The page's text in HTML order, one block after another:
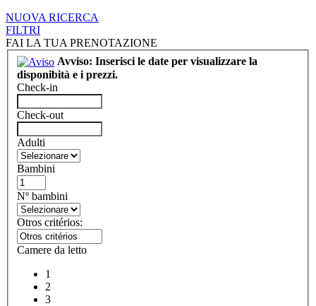
NUOVA RICERCA
FILTRI
FAI LA TUA PRENOTAZIONE
Avviso: Inserisci le date per visualizzare la
disponibità e i prezzi.
Check-in
Check-out
Adulti
Bambini
Nº bambini
Otros critérios:
Camere da letto
1
2
3